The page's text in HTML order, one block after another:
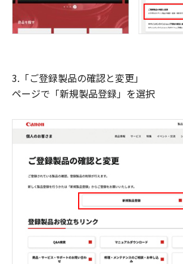
3.「ご登録製品の確認と変更」
ページで「新規製品登録」を選択